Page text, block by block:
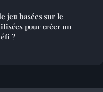
jeu basées sur le
pour créer un
?